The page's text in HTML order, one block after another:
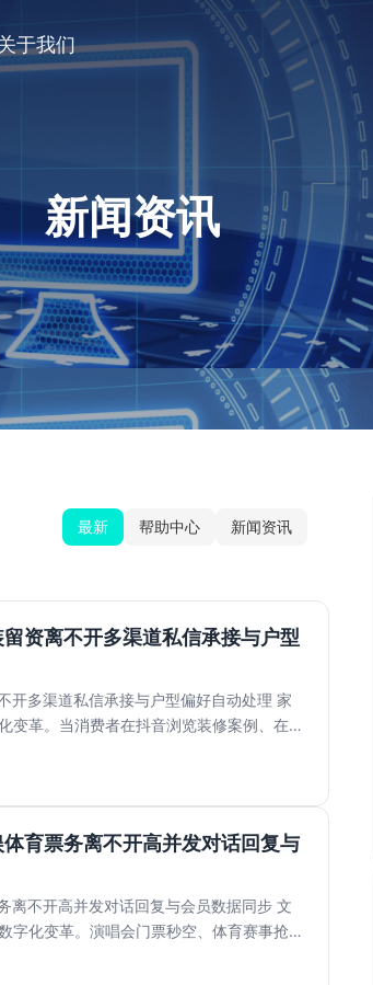
于我们
新闻资讯
最新 帮助中心 新闻资讯
资离不开多渠道私信承接与户型
开多渠道私信承接与户型偏好自动处理 家
变革。当消费者在抖音浏览装修案例、在小
育票务离不开高并发对话回复与
离不开高并发对话回复与会员数据同步 文
字化变革。演唱会门票秒空、体育赛事抢票